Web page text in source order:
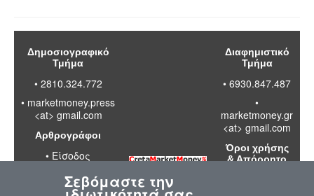
Δημοσιογραφικό
Τμήμα
• 2810.324.772
• marketmoney.press
<at> gmail.com
Αρθρογράφοι
• Είσοδος
Διαφημιστικό
Τμήμα
• 6930.847.487
•
marketmoney.gr
<at> gmail.com
Όροι χρήσης
& Απόρρητο
Σεβόμαστε την